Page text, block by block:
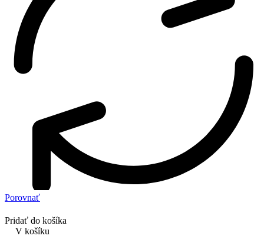
Porovnať
Pridať do košíka
V košíku